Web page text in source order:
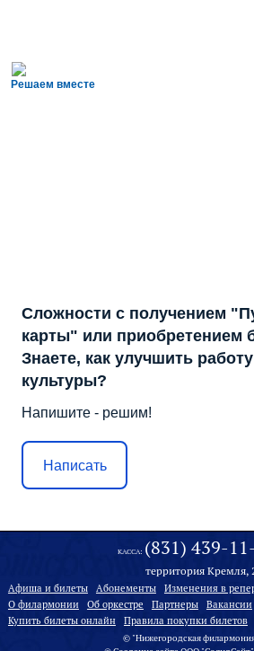
Решаем вместе
Сложности с получением
карты" или приобретением
Знаете, как улучшить
культуры?
Напишите - решим!
Написать
КАССА: (831) 439-
территория Кремля,
Афиша и билеты Абонементы
Изменения в
О филармонии
Oб оркестре Партнеры
Вакансии
Купить билеты онлайн
Правила покупки билетов
© "Нижегородская